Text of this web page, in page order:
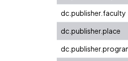
dc.publisher.faculty
dc.publisher.place